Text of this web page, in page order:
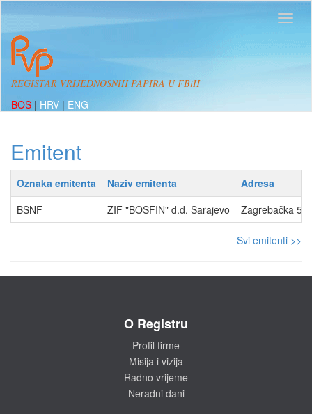
REGISTAR VRIJEDNOSNIH PAPIRA U FBiH
BOS | HRV | ENG
Emitent
Oznaka emitenta Naziv emitenta
Adresa
BSNF
ZIF "BOSFIN" d.d. Sarajevo Zagrebačka
Svi emitenti >>
O Registru
Profil firme
Misija i vizija
Radno vrijeme
Neradni dani